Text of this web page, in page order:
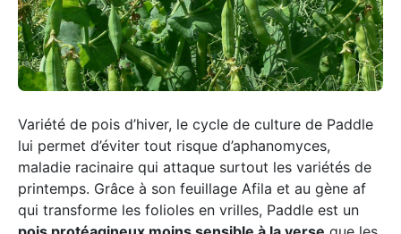
Variété de pois d’hiver, le cycle de culture de Paddle
lui permet d’éviter tout risque d’aphanomyces,
maladie racinaire qui attaque surtout les variétés de
printemps. Grâce à son feuillage Afila et au gène af
qui transforme les folioles en vrilles, Paddle est un